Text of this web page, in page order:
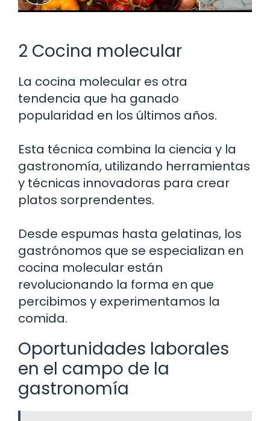
2 Cocina molecular
La cocina molecular es otra
tendencia que ha ganado
popularidad en los últimos años.
Esta técnica combina la ciencia y la
gastronomía, utilizando herramientas
y técnicas innovadoras para crear
platos sorprendentes.
Desde espumas hasta gelatinas, los
gastrónomos que se especializan en
cocina molecular están
revolucionando la forma en que
percibimos y experimentamos la
comida.
Oportunidades laborales
en el campo de la
gastronomía